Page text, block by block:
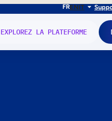
FRENIT
EXPLOREZ LA PLATEFORME